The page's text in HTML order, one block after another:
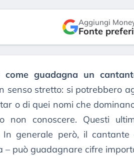
Aggiungi
Fonte
come guadagna un
senso stretto: si potrebbero
o di quei nomi che
non conoscere. Questi
In generale però, il
– può guadagnare cifre
3 agosto 2026